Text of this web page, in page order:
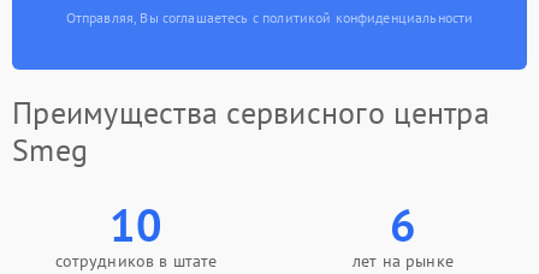
Отправляя, Вы соглашаетесь с политикой конфиденциальности
Преимущества сервисного центра
Smeg
10
сотрудников в штате
6
лет на рынке